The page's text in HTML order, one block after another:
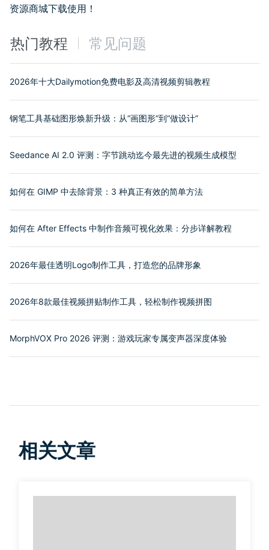
资源商城下载使用！
热门教程 常见问题
2026年十大Dailymotion免费电影及高清视频剪辑教程
钢笔工具基础图形焕新升级：从“画图形”到“做设计”
Seedance AI 2.0 评测：字节跳动迄今最先进的视频生成模型
如何在 GIMP 中去除背景：3 种真正有效的简单方法
如何在 After Effects 中制作音频可视化效果：分步详解教程
2026年最佳透明Logo制作工具，打造您的品牌形象
2026年8款最佳视频拼贴制作工具，轻松制作视频拼图
MorphVOX Pro 2026 评测：游戏玩家专属变声器深度体验
相关文章